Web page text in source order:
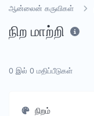
ஆன்லைன் கருவிகள்
நிற மாற்றி
0 இல் 0 மதிப்பீடுகள்
நிறம்